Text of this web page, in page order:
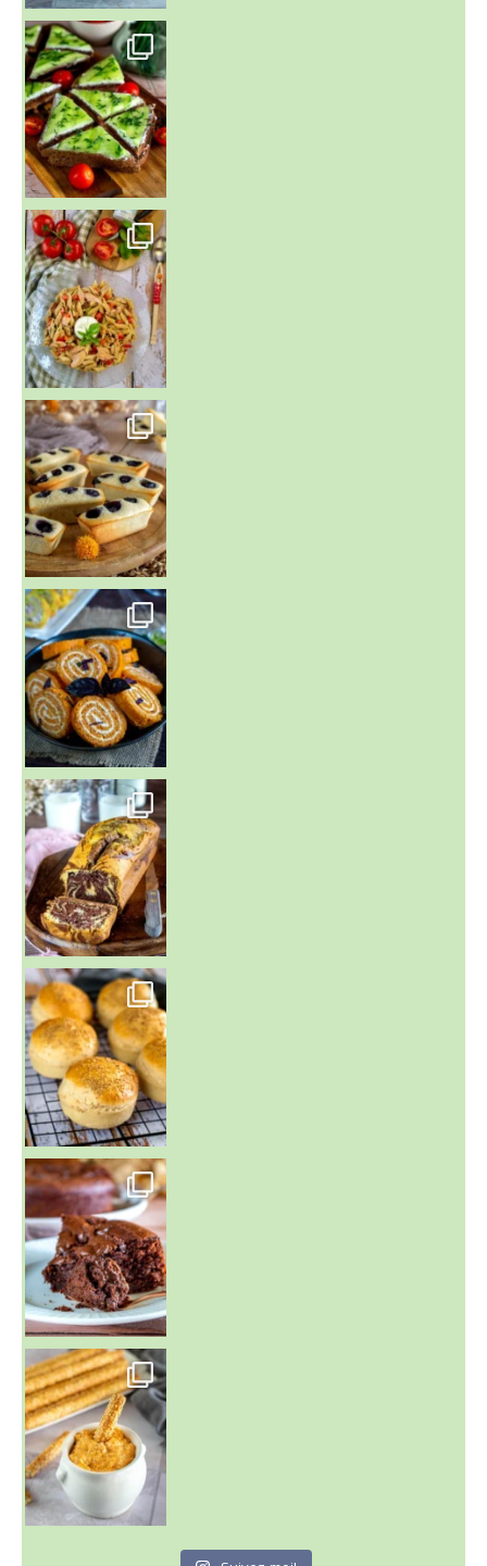
~ SALADE DE PÂTES AUX DEUX TOMATES THON ET BURRA
~ FINANCIERS MYRTILLES ET CITRON ~
Aujourd'hu
~ BUNS MAISON ~
Un peu de boulange par ici au
~ GÂTEAU FONDANT CHOCO NOISETTE ~
C'est lundi